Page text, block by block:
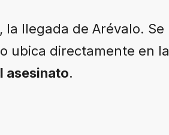
llegada de Arévalo. Se
ubica directamente en la
asesinato.